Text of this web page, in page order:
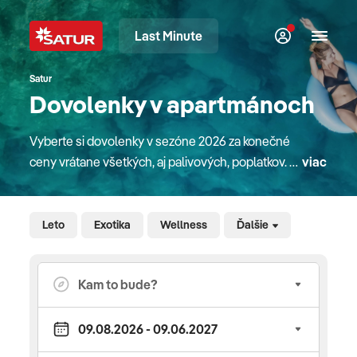
Last Minute
Satur
Dovolenky v apartmánoch
Vyberte si dovolenky v sezóne 2026 za konečné
ceny vrátane všetkých, aj palivových, poplatkov. V
našej ponuke nájdete atraktívne pobyty v
mori, plavby loďou, poznávacie zájazdy alebo
zaujímavé detské paušále a pobyty na Slovensku
majú deti úplne zdarma. V mnohých hoteloch
doma aj v zahraničí sa o zábavu detí starajú
slovenskí animátori rodinného klubu Planet Fun.
Do letných destinácií sa s nami dostanete letecky
viac
Ďalšie
Leto Exotika Wellness